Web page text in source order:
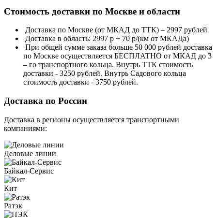
Стоимость доставки по Москве и области
Доставка по Москве (от МКАД до ТТК) – 2997 рублей
Доставка в область: 2997 р + 70 р/(км от МКАДа)
При общей сумме заказа больше 50 000 рублей доставка
по Москве осуществляется БЕСПЛАТНО от МКАД до 3
– го транспортного кольца. Внутрь ТТК стоимость
доставки - 3250 рублей. Внутрь Садового кольца
стоимость доставки - 3750 рублей.
Доставка по России
Доставка в регионы осуществляется транспортными
компаниями:
Деловые линии
Байкал-Сервис
Кит
Ратэк